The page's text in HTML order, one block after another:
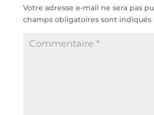
Votre adresse e-mail ne sera pas
champs obligatoires sont indiqués